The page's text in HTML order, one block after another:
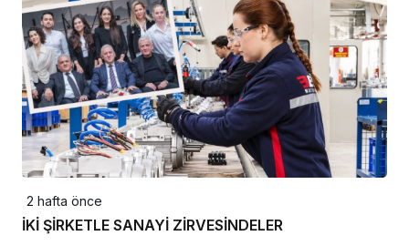
2 hafta önce
İKİ ŞİRKETLE SANAYİ ZİRVESİNDELER